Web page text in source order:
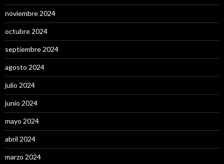
noviembre 2024
octubre 2024
septiembre 2024
agosto 2024
julio 2024
junio 2024
mayo 2024
abril 2024
marzo 2024